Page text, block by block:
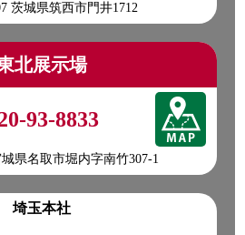
茨城県筑西市門井1712
北展示場
93-8833
県名取市堀内字南竹307-1
埼玉本社